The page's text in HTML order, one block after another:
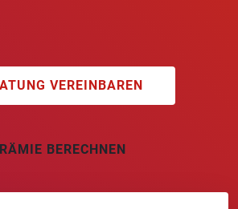
VEREINBAREN
BERECHNEN